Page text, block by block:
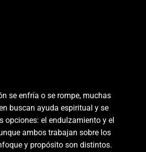
se enfría o se rompe, muchas
buscan ayuda espiritual y se
opciones: el endulzamiento y el
ambos trabajan sobre los
y propósito son distintos.